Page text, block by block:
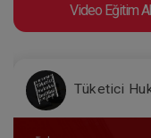
Video Eğitim
Tüketici